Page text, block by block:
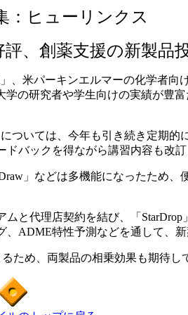
：ヒューリンクス
、創薬支援の新製品
米パーキンエルマーの化学者向
の研究者や学生向けの実績が豊
ついては、今年も引き続き定期
バックを得ながら講習内容も改訂
」などは多機能になったため
と代理店契約を結び、「
ADME特性予測などを通して、新
ため、両製品の相乗効果も期待し